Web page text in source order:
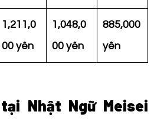
1,211,0
00 yên
1,048,0
00 yên
885,000
yên
Nhật Ngữ Meisei